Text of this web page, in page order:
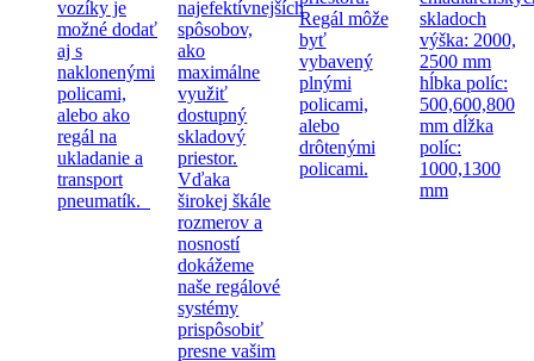
vozíky je
možné dodať
aj s
naklonenými
policami,
alebo ako
regál na
ukladanie a
transport
pneumatík.
najefektívnejších
spôsobov,
ako
maximálne
využiť
dostupný
skladový
priestor.
Vďaka
širokej škále
rozmerov a
nosností
dokážeme
naše regálové
systémy
prispôsobiť
presne vašim
Regál môže
byť
vybavený
plnými
policami,
alebo
drôtenými
policami.
skladoch
výška: 2000,
2500 mm
hĺbka políc:
500,600,800
mm dĺžka
políc:
1000,1300
mm